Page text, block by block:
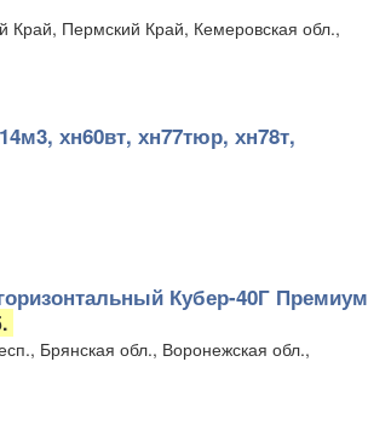
Край, Пермский Край, Кемеровская обл.,
хн60вт, хн77тюр, хн78т,
Кубер-40Г Премиум
Брянская обл., Воронежская обл.,